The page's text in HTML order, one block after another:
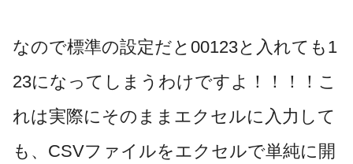
なので標準の設定だと00123と入れても1
23になってしまうわけですよ！！！！こ
れは実際にそのままエクセルに入力して
も、CSVファイルをエクセルで単純に開